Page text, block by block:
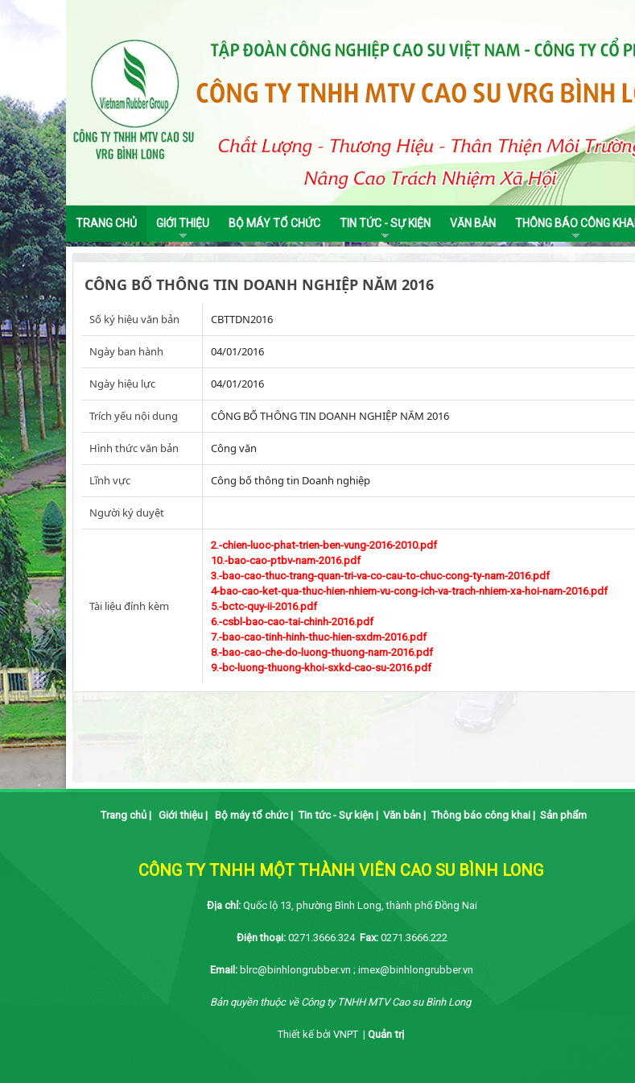
TRANG CHỦ GIỚI THIỆU BỘ MÁY TỔ CHỨC TIN TỨC - SỰ KIỆN VĂN BẢN THÔNG BÁO CÔNG KHAI
CÔNG BỐ THÔNG TIN DOANH NGHIỆP NĂM 2016
Số ký hiệu văn bản CBTTDN2016
Ngày ban hành 04/01/2016
Ngày hiệu lực 04/01/2016
Trích yếu nội dung CÔNG BỐ THÔNG TIN DOANH NGHIỆP NĂM 2016
Hình thức văn bản Công văn
Lĩnh vực Công bố thông tin Doanh nghiệp
Người ký duyệt
Tài liệu đính kèm
2.-chien-luoc-phat-trien-ben-vung-2016-2010.pdf
10.-bao-cao-ptbv-nam-2016.pdf
3.-bao-cao-thuc-trang-quan-tri-va-co-cau-to-chuc-cong-ty-nam-2016.pdf
4-bao-cao-ket-qua-thuc-hien-nhiem-vu-cong-ich-va-trach-nhiem-xa-hoi-nam-2016.pdf
5.-bctc-quy-ii-2016.pdf
6.-csbl-bao-cao-tai-chinh-2016.pdf
7.-bao-cao-tinh-hinh-thuc-hien-sxdm-2016.pdf
8.-bao-cao-che-do-luong-thuong-nam-2016.pdf
9.-bc-luong-thuong-khoi-sxkd-cao-su-2016.pdf
Trang chủ| Giới thiệu| Bộ máy tổ chức| Tin tức - Sự kiện| Văn bản| Thông báo công khai| Sản phẩm
CÔNG TY TNHH MỘT THÀNH VIÊN CAO SU BÌNH LONG
Địa chỉ: Quốc lộ 13, phường Bình Long, thành phố Đồng Nai
Điện thoại:0271.3666.324 Fax: 0271.3666.222
Email: blrc@binhlongrubber.vn ; imex@binhlongrubber.vn
Bản quyền thuộc về Công ty TNHH MTV Cao su Bình Long
Thiết kế bởi VNPT | Quản trị